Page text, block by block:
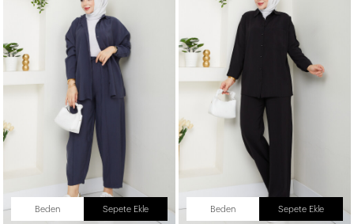
Beden Sepete Ekle Beden Sepete Ekle